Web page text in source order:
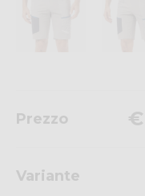
Prezzo
Variante